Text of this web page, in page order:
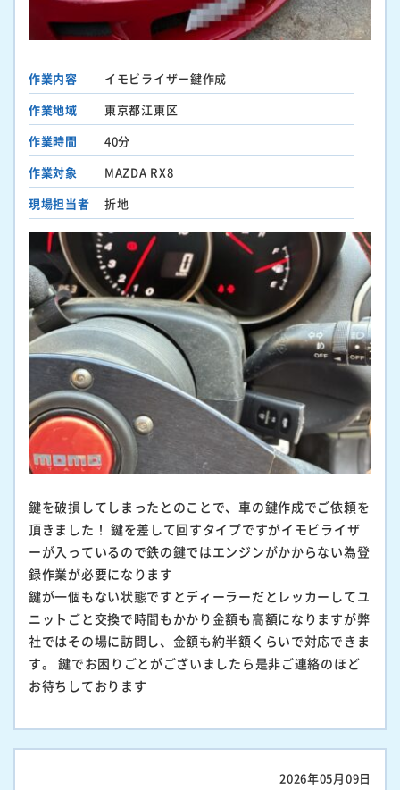
作業内容
イモビライザー鍵作成
作業地域
東京都江東区
作業時間
40分
作業対象
MAZDA RX8
現場担当者
折地
鍵を破損してしまったとのことで、車の鍵作成でご依頼を
頂きました！ 鍵を差して回すタイプですがイモビライザ
ーが入っているので鉄の鍵ではエンジンがかからない為登
録作業が必要になります
鍵が一個もない状態ですとディーラーだとレッカーしてユ
ニットごと交換で時間もかかり金額も高額になりますが弊
社ではその場に訪問し、金額も約半額くらいで対応できま
す。 鍵でお困りごとがございましたら是非ご連絡のほど
お待ちしております
2026年05月09日